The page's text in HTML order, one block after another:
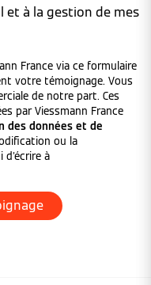
à la gestion de mes
France via ce formulaire
votre témoignage. Vous
de notre part. Ces
par Viessmann France
des données et de
ou la
d'écrire à